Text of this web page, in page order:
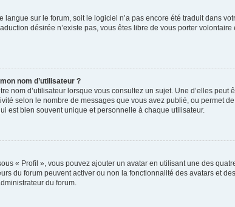
langue sur le forum, soit le logiciel n’a pas encore été traduit dans
désirée n’existe pas, vous êtes libre de vous porter
nom d’utilisateur ?
nom d’utilisateur lorsque vous consultez un sujet. Une d’elles
selon le nombre de messages que vous avez publié, ou permet
est bien souvent unique et personnelle à chaque utilisateur.
« Profil », vous pouvez ajouter un avatar en utilisant une des
du forum peuvent activer ou non la fonctionnalité des avatars et
du forum.